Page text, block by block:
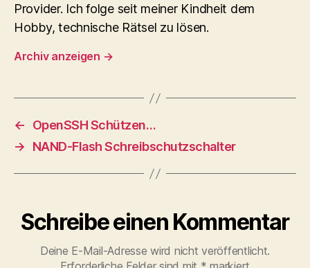
Provider. Ich folge seit meiner Kindheit dem
Hobby, technische Rätsel zu lösen.
Archiv anzeigen →
←
OpenSSH Schützen…
→
NAND-Flash Schreibschutzschalter
Schreibe einen Kommentar
Deine E-Mail-Adresse wird nicht veröffentlicht.